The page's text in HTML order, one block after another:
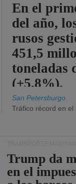
En el
del año,
rusos
451,5
toneladas
(+5,8%).
San Petersburgo
Tráfico récord en
Trump da
en el